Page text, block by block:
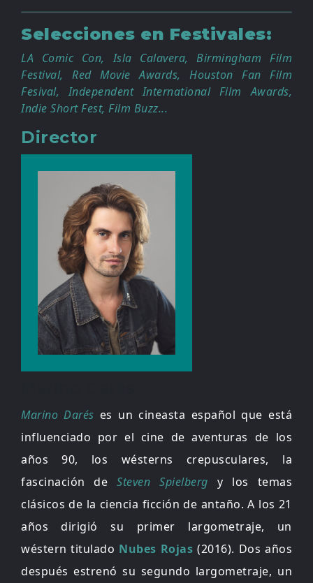
Selecciones en Festivales:
LA Comic Con, Isla Calavera, Birmingham Film
Festival, Red Movie Awards, Houston Fan Film
Fesival, Independent International Film Awards,
Indie Short Fest, Film Buzz...
Director
Marino Darés es un cineasta español que está
influenciado por el cine de aventuras de los
años 90, los wésterns crepusculares, la
fascinación deSteven Spielberg y los temas
clásicos de la ciencia ficción de antaño. A los 21
años dirigió su primer largometraje, un
wéstern titulado Nubes Rojas (2016). Dos años
después estrenó su segundo largometraje, un